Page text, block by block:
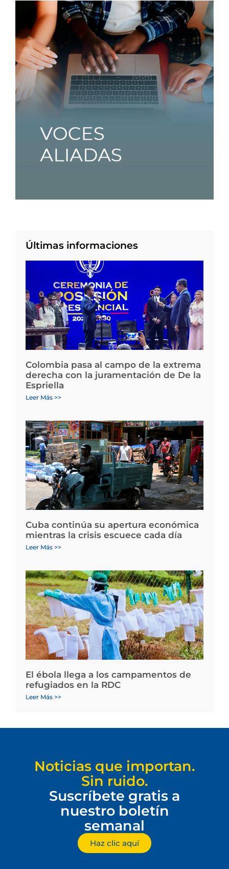
Últimas informaciones
Colombia pasa al campo de la extrema
derecha con la juramentación de De la
Espriella
Leer Más >>
Cuba continúa su apertura económica
mientras la crisis escuece cada día
Leer Más >>
El ébola llega a los campamentos de
refugiados en la RDC
Leer Más >>
Noticias que importan.
Sin ruido.
Suscríbete gratis a
nuestro boletín
semanal
Haz clic aquí